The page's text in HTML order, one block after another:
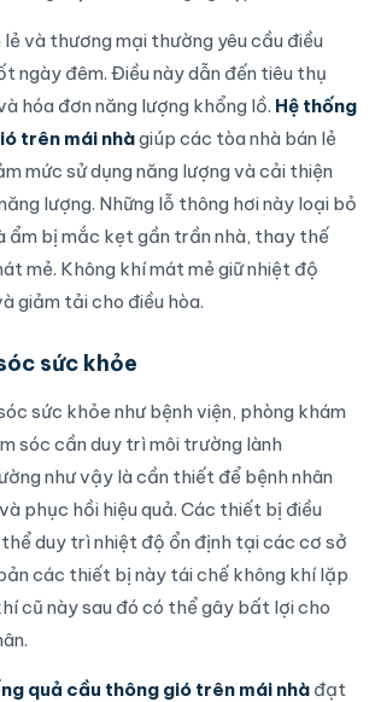
và thương mại thường yêu cầu điều
ngày đêm. Điều này dẫn đến tiêu thụ
hóa đơn năng lượng khổng lồ. Hệ thống
trên mái nhàgiúp các tòa nhà bán lẻ
mức sử dụng năng lượng và cải thiện
lượng. Những lỗ thông hơi này loại bỏ
ẩm bị mắc kẹt gần trần nhà, thay thế
mẻ. Không khí mát mẻ giữ nhiệt độ
giảm tải cho điều hòa.
sức khỏe
sức khỏe như bệnh viện, phòng khám
sóc cần duy trì môi trường lành
như vậy là cần thiết để bệnh nhân
phục hồi hiệu quả. Các thiết bị điều
duy trì nhiệt độ ổn định tại các cơ sở
các thiết bị này tái chế không khí lặp
cũ này sau đó có thể gây bất lợi cho
quả cầu thông gió trên mái nhà đạt